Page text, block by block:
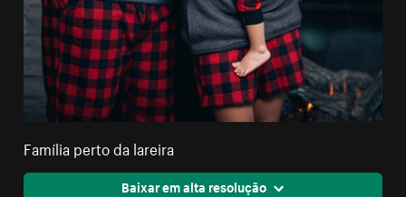
Família perto da lareira
Baixar em alta resolução